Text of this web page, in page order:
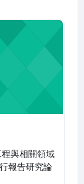
與相關領域
報告研究論